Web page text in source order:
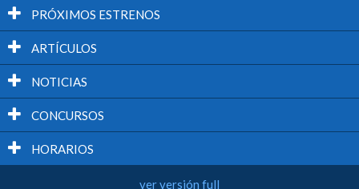
PRÓXIMOS ESTRENOS
ARTÍCULOS
NOTICIAS
CONCURSOS
HORARIOS
ver versión full